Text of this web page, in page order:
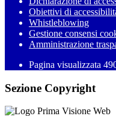
Obiettivi di
Whistleblowing
Gestione consensi
Amministrazione
Pagina visualizzata
Sezione Copyright